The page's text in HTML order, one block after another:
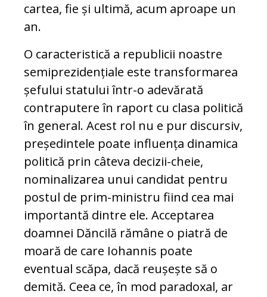
cartea, fie și ultimă, acum aproape un
an.
O caracteristică a republicii noastre
semiprezidențiale este transformarea
șefului statului într-o adevărată
contraputere în raport cu clasa politică
în general. Acest rol nu e pur discursiv,
președintele poate influența dinamica
politică prin câteva decizii-cheie,
nominalizarea unui candidat pentru
postul de prim-ministru fiind cea mai
importantă dintre ele. Acceptarea
doamnei Dăncilă rămâne o piatră de
moară de care Iohannis poate
eventual scăpa, dacă reușește să o
demită. Ceea ce, în mod paradoxal, ar